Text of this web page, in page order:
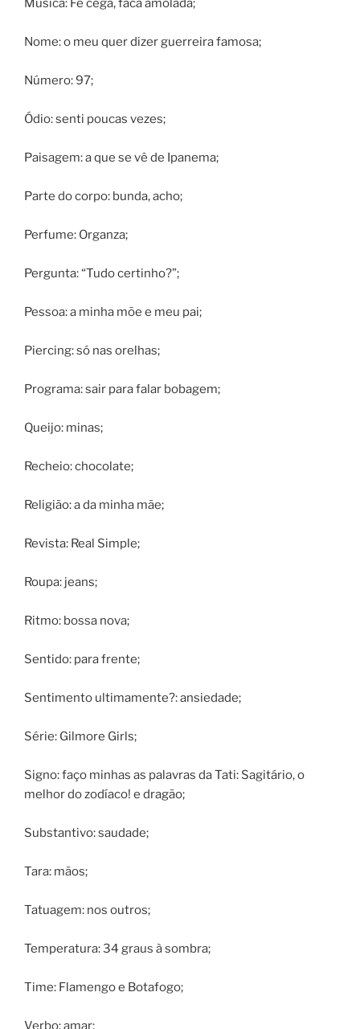
Música: Fé cega, faca amolada;
Nome: o meu quer dizer guerreira famosa;
Número: 97;
Ódio: senti poucas vezes;
Paisagem: a que se vê de Ipanema;
Parte do corpo: bunda, acho;
Perfume: Organza;
Pergunta: “Tudo certinho?”;
Pessoa: a minha mõe e meu pai;
Piercing: só nas orelhas;
Programa: sair para falar bobagem;
Queijo: minas;
Recheio: chocolate;
Religião: a da minha mãe;
Revista: Real Simple;
Roupa: jeans;
Ritmo: bossa nova;
Sentido: para frente;
Sentimento ultimamente?: ansiedade;
Série: Gilmore Girls;
Signo: faço minhas as palavras da Tati: Sagitário, o
melhor do zodíaco! e dragão;
Substantivo: saudade;
Tara: mãos;
Tatuagem: nos outros;
Temperatura: 34 graus à sombra;
Time: Flamengo e Botafogo;
Verbo: amar;